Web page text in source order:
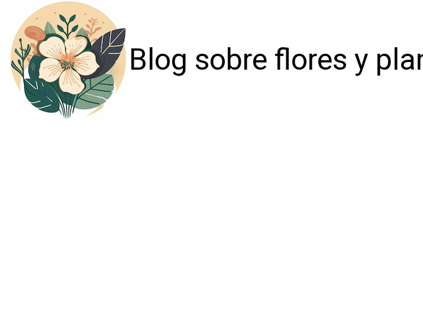
Blog sobre flores y